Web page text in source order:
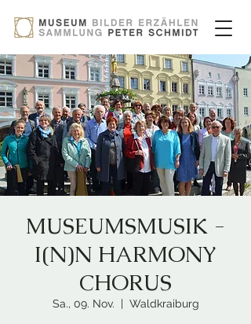
MUSEUMSMUSIK -
I(N)N HARMONY
CHORUS
Sa., 09. Nov.
  |
Waldkraiburg